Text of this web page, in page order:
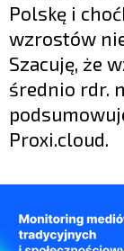
Polskę i
wzrostów
Szacuję, że
średnio rdr.
Proxi.cloud.